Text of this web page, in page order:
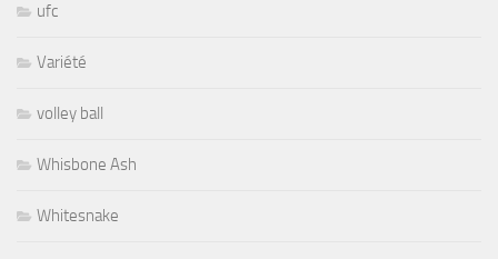
ufc
Variété
volley ball
Whisbone Ash
Whitesnake